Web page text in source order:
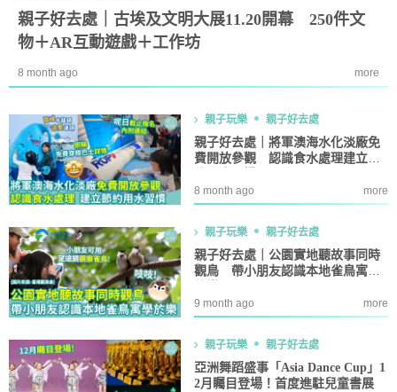
親子好去處｜古埃及文明大展11.20開幕 250件文
物＋AR互動遊戲＋工作坊
8 month ago more
親子玩樂 親子好去處
親子好去處｜將軍澳海水化淡廠免
費開放參觀 認識食水處理建立節
8 month ago more
親子玩樂 親子好去處
親子好去處｜公園實地聽故事同時
觀鳥 帶小朋友認識本地雀鳥寓學
9 month ago more
親子玩樂 親子好去處
亞洲舞蹈盛事「Asia Dance Cup」1
2月矚目登場！首度進駐兒童書展